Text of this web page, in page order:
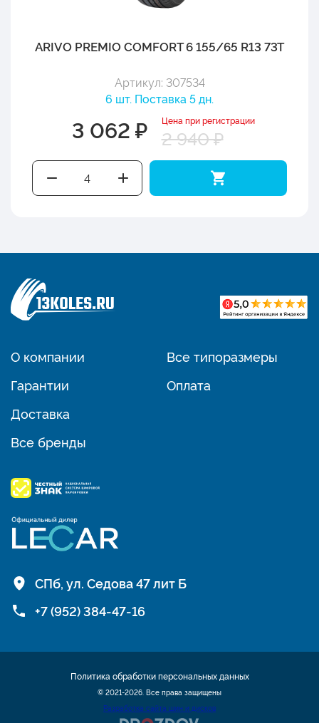
ARIVO PREMIO COMFORT 6 155/65 R13 73T
Артикул: 307534
6 шт. Поставка 5 дн.
3 062 ₽ Цена при регистрации
2 940 ₽
О компании
Гарантии
Доставка
Все бренды
Все типоразмеры
Оплата
СПб, ул. Седова 47 лит Б
+7 (952) 384-47-16
© 2021-2026. Все права защищены
Разработка сайта шин и дисков
Политика обработки персональных данных